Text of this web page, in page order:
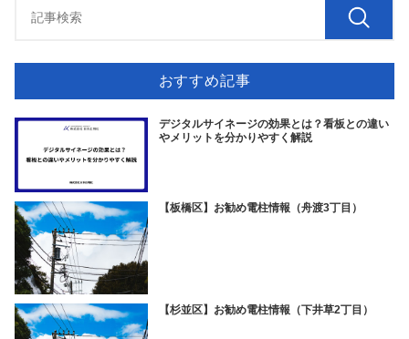
おすすめ記事
デジタルサイネージの効果とは？看板との違い
やメリットを分かりやすく解説
【板橋区】お勧め電柱情報（舟渡3丁目）
【杉並区】お勧め電柱情報（下井草2丁目）